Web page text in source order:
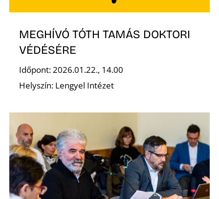
MEGHÍVÓ TÓTH TAMÁS DOKTORI
VÉDÉSÉRE
Időpont: 2026.01.22., 14.00
Helyszín: Lengyel Intézet